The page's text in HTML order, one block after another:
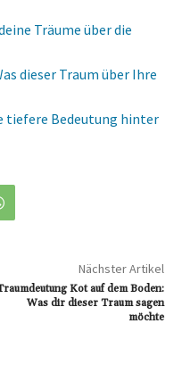
Träume über die
dieser Traum über Ihre
tiefere Bedeutung hinter
Nächster Artikel
Kot auf dem Boden:
Was dir dieser Traum sagen
möchte